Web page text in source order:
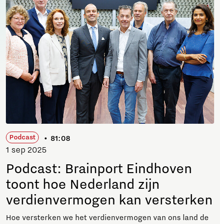
Podcast 81:08
1 sep 2025
Podcast: Brainport Eindhoven
toont hoe Nederland zijn
verdienvermogen kan versterken
Hoe versterken we het verdienvermogen van ons land de